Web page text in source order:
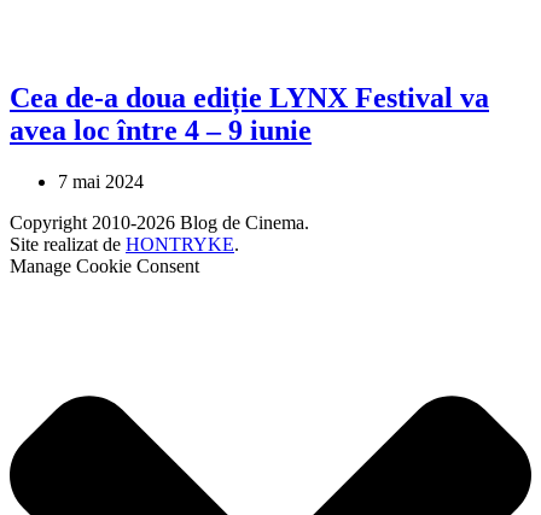
Cea de-a doua ediție LYNX Festival va
avea loc între 4 – 9 iunie
7 mai 2024
Copyright 2010-2026 Blog de Cinema.
Site realizat de HONTRYKE.
Manage Cookie Consent